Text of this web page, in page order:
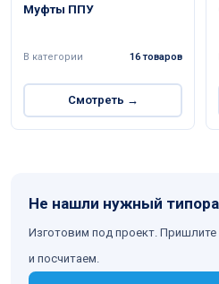
Муфты ППУ
В категории 16 товаров
Смотреть →
Не нашли нужный
Изготовим под проект.
и посчитаем.